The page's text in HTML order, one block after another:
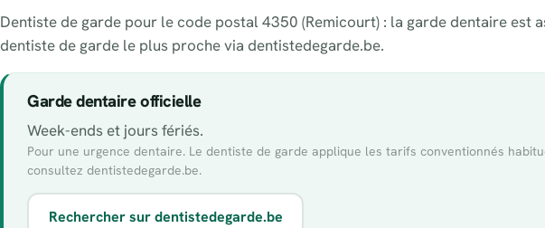
Dentiste de garde pour le code postal 4350 (Remicourt) : la garde dentaire est
dentiste de garde le plus proche via dentistedegarde.be.
Garde dentaire officielle
Week-ends et jours fériés.
Pour une urgence dentaire. Le dentiste de garde applique les tarifs conventionnés
consultez dentistedegarde.be.
Rechercher sur dentistedegarde.be